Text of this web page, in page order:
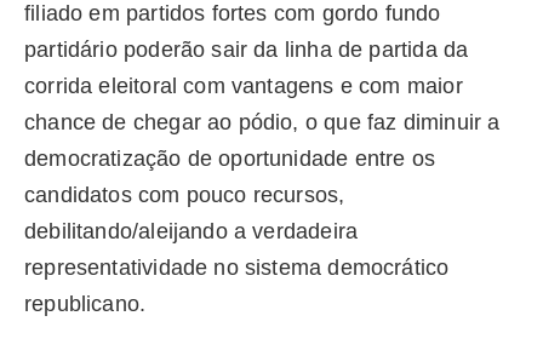
filiado em partidos fortes com gordo fundo
partidário poderão sair da linha de partida da
corrida eleitoral com vantagens e com maior
chance de chegar ao pódio, o que faz diminuir a
democratização de oportunidade entre os
candidatos com pouco recursos,
debilitando/aleijando a verdadeira
representatividade no sistema democrático
republicano.